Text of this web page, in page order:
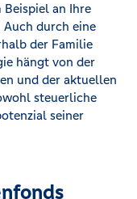
an Ihre
Auch durch eine
der Familie
hängt von der
und der aktuellen
steuerliche
seiner